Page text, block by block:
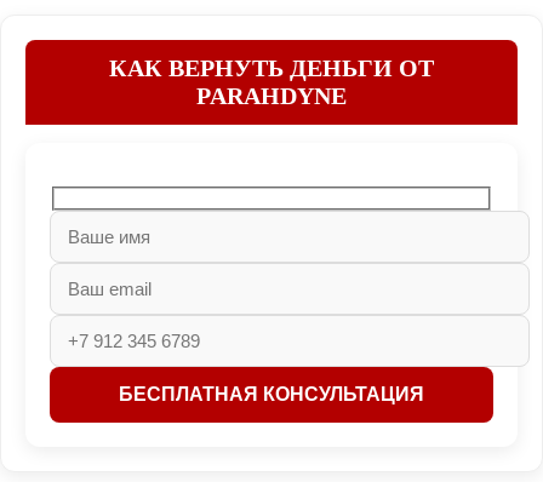
КАК ВЕРНУТЬ ДЕНЬГИ ОТ
PARAHDYNE